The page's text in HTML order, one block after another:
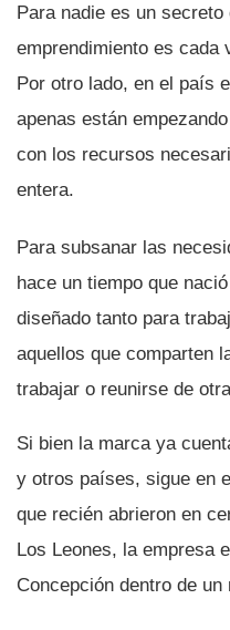
Para nadie es un secreto
emprendimiento es cada
Por otro lado, en el paí­s
apenas están
con los recursos
entera.
Para subsanar las
hace un tiempo que nació
diseñado tanto para
aquellos que comparten
trabajar o reunirse de
Si bien la marca ya
y otros paí­ses, sigue en
que recién abrieron en
Los Leones, la empresa
Concepción dentro de un